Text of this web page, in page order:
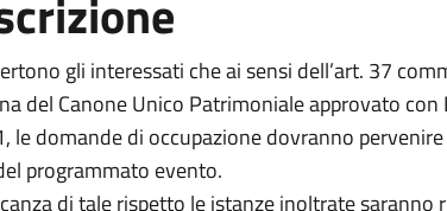
gli interessati che ai sensi dell’art. 37
del Canone Unico Patrimoniale approvato
le domande di occupazione dovranno
programmato evento.
di tale rispetto le istanze inoltrate saranno